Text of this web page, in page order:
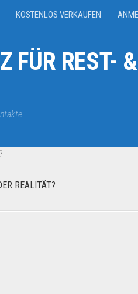
KOSTENLOS VERKAUFEN
REST-
REALITÄT?